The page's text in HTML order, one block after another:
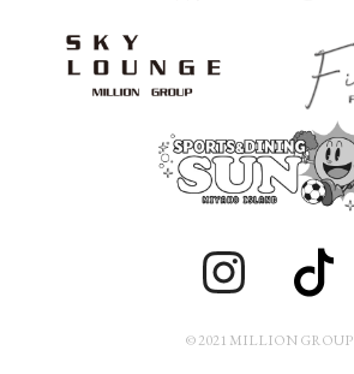
© 2021 MILLION GROUP